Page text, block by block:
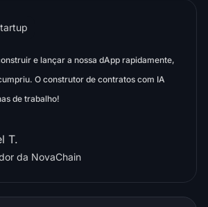
e lançar a nossa dApp rapidamente,
O construtor de contratos com IA
de trabalho!
T.
da NovaChain